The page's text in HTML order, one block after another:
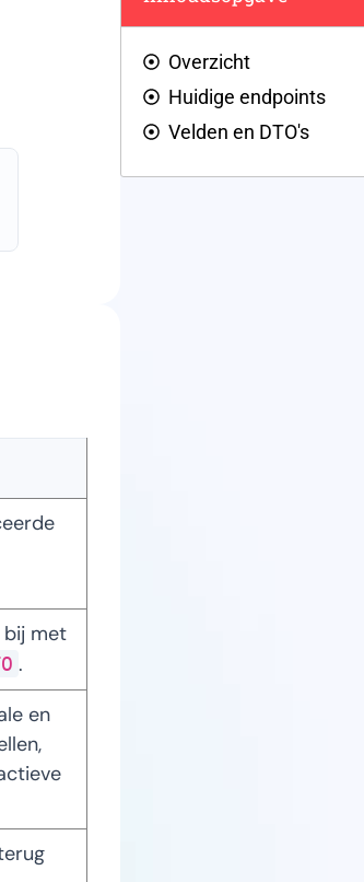
.
en
Overzicht
Huidige endpoints
Velden en DTO's